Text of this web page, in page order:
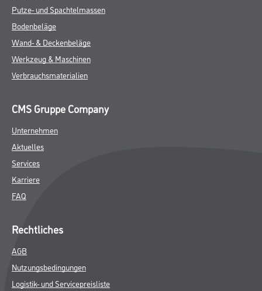
Putze- und Spachtelmassen
Bodenbeläge
Wand- & Deckenbeläge
Werkzeug & Maschinen
Verbrauchsmaterialien
CMS Gruppe Company
Unternehmen
Aktuelles
Services
Karriere
FAQ
Rechtliches
AGB
Nutzungsbedingungen
Logistik- und Servicepreisliste